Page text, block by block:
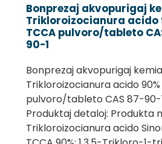
Bonprezaj akvopurigaj
Trikloroizocianura acido
TCCA pulvoro/tableto
90-1
Bonprezaj akvopurigaj
Trikloroizocianura acido 90%
pulvoro/tableto CAS 87-90-
Produktaj detaloj: Produkta
Trikloroizocianura acido